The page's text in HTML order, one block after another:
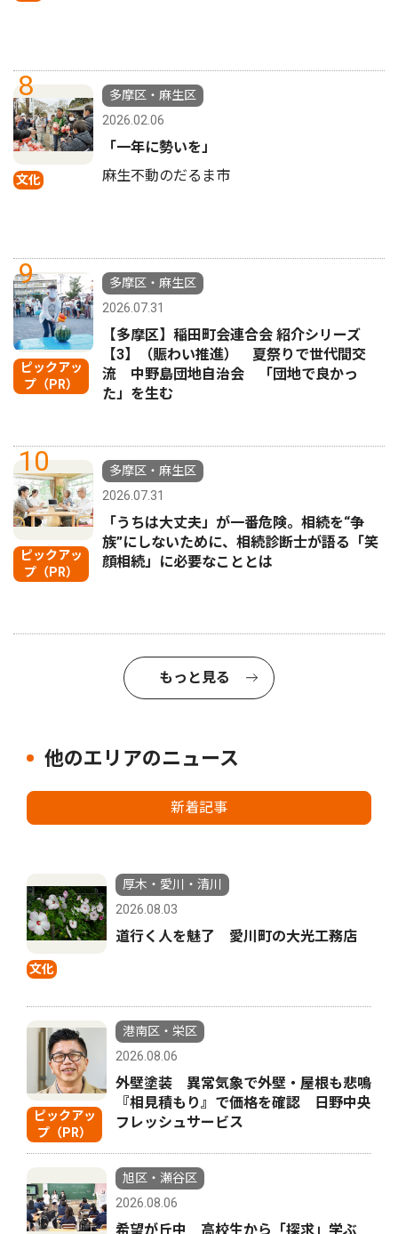
8
文化
多摩区・麻生区
2026.02.06
「一年に勢いを」
麻生不動のだるま市
9
ピックアッ
プ（PR）
多摩区・麻生区
2026.07.31
【多摩区】稲田町会連合会 紹介シリーズ
【3】（賑わい推進） 夏祭りで世代間交
流 中野島団地自治会 「団地で良かっ
た」を生む
10
ピックアッ
プ（PR）
多摩区・麻生区
2026.07.31
「うちは大丈夫」が一番危険。相続を“争
族”にしないために、相続診断士が語る「笑
顔相続」に必要なこととは
もっと見る
他のエリアのニュース
新着記事
文化
厚木・愛川・清川
2026.08.03
道行く人を魅了 愛川町の大光工務店
ピックアッ
プ（PR）
港南区・栄区
2026.08.06
外壁塗装 異常気象で外壁・屋根も悲鳴
『相見積もり』で価格を確認 日野中央
フレッシュサービス
旭区・瀬谷区
2026.08.06
希望が丘中 高校生から「探求」学ぶ